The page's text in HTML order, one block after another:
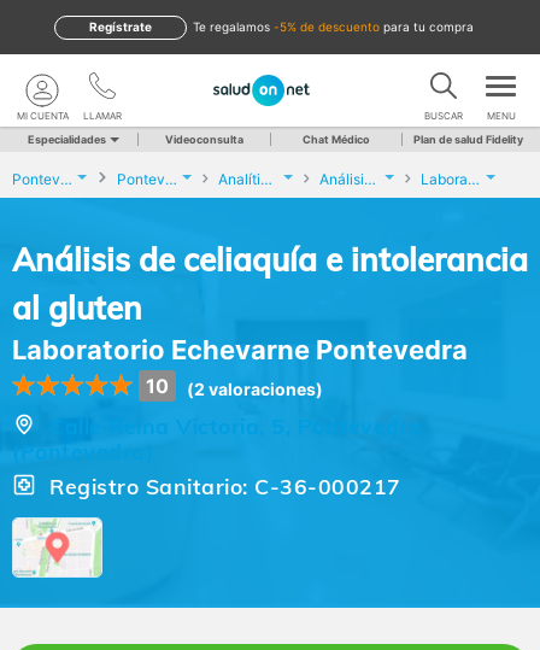
te regalamos -5% de descuento para tu compra
Regístrate
LLAMAR
MI CUENTA BUSCAR MENU
Especialidades Videoconsulta Chat Médico Plan de salud Fidelity
Pontevedra Pontevedra Analíticas y Genética Análisis de celiaquía e intolerancia al gluten Laboratorio Echevarne Pontevedra
Análisis de celiaquía e intolerancia
al gluten
Laboratorio Echevarne Pontevedra
10 (2 valoraciones)
Calle Reina Victoria, 5, Pontevedra
Registro Sanitario: C-36-000217